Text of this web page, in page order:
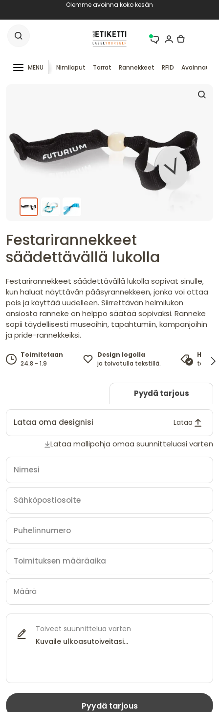
Olemme avoinna koko kesän
MENU Nimilaput Tarrat Rannekkeet RFID
Festarirannekkeet
säädettävällä lukolla
Festarirannekkeet säädettävällä lukolla sopivat sinulle,
kun haluat näyttävän pääsyrannekkeen, jonka voi ottaa
pois ja käyttää uudelleen. Siirrettävän helmilukon
ansiosta ranneke on helppo säätää sopivaksi. Ranneke
sopii täydellisesti museoihin, tapahtumiin, kampanjoihin
ja pride-rannekkeiksi.
Toimitetaan
24.8 - 1.9
Design logolla
ja toivotulla tekstillä.
takaa
Pyydä tarjous
Lataa oma designisi Lataa
Lataa mallipohja omaa suunnitteluasi varten
Toiveet suunnittelua varten
Pyydä tarjous